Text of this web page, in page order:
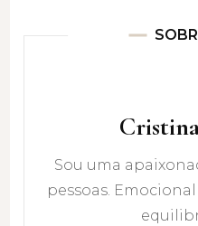
Sou uma
pessoas.